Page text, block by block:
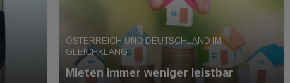
ÖSTERREICH UND DEUTSCHLAND IM
GLEICHKLANG
Mieten immer weniger leistbar